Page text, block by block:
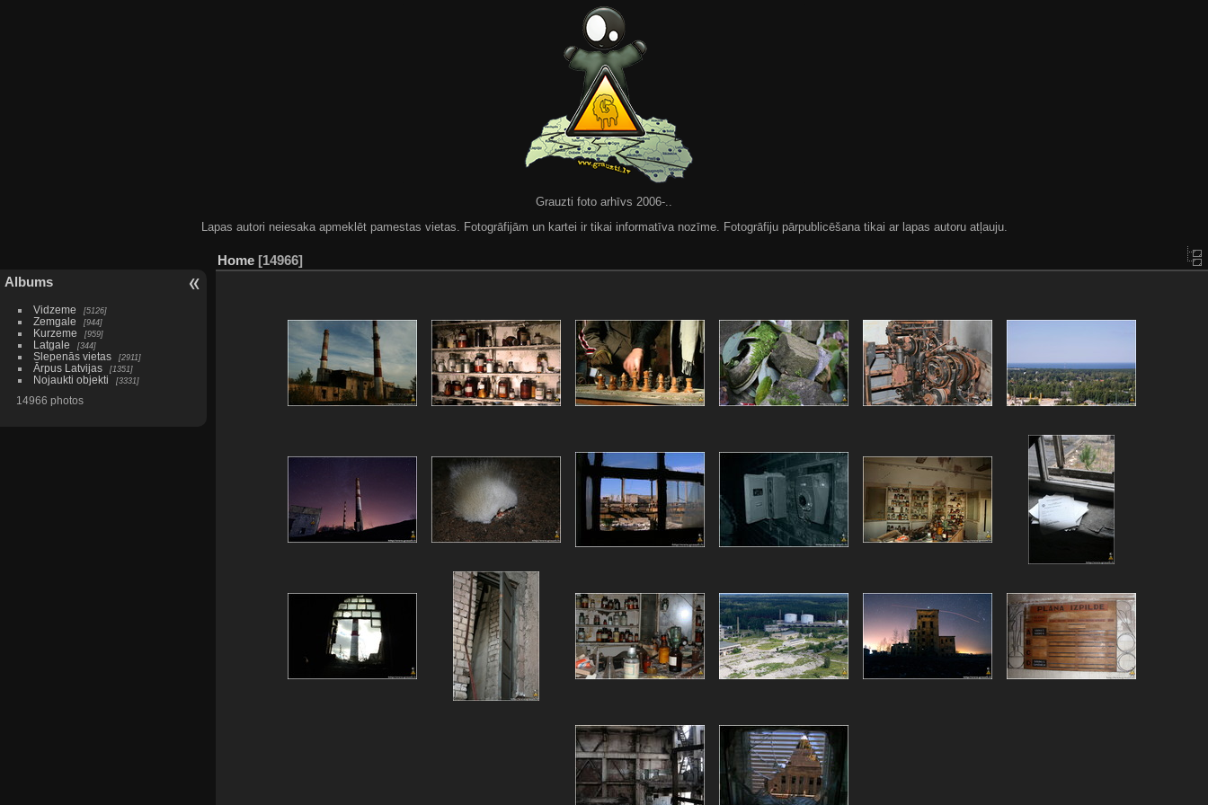
Grauzti foto arhīvs 2006-..
Lapas autori neiesaka apmeklēt pamestas vietas. Fotogrāfijām un kartei ir tikai informatīva nozīme. Fotogrāfiju pārpublicēšana tikai ar lapas autoru atļauju.
Albums
Vidzeme 5126
Zemgale 944
Kurzeme 959
Latgale 344
Slepenās vietas 2911
Ārpus Latvijas 1351
Nojaukti objekti 3331
14966 photos
Home 14966